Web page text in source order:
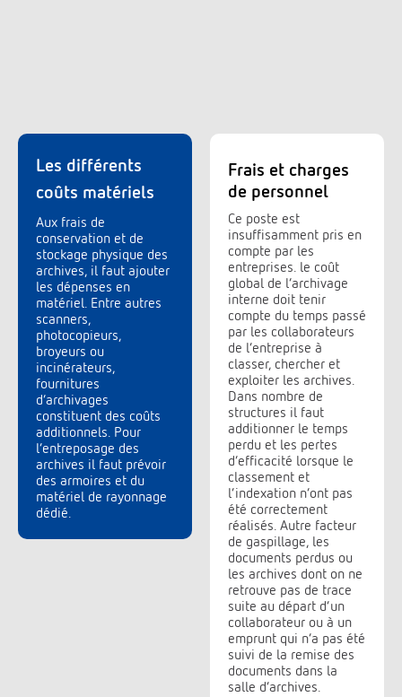
Les différents
coûts matériels
Aux frais de
conservation et de
stockage physique des
archives, il faut ajouter
les dépenses en
matériel. Entre autres
scanners,
photocopieurs,
broyeurs ou
incinérateurs,
fournitures
d’archivages
constituent des coûts
additionnels. Pour
l’entreposage des
archives il faut prévoir
des armoires et du
matériel de rayonnage
dédié.
Frais et charges
de personnel
Ce poste est
insuffisamment pris en
compte par les
entreprises. le coût
global de l’archivage
interne doit tenir
compte du temps passé
par les collaborateurs
de l’entreprise à
classer, chercher et
exploiter les archives.
Dans nombre de
structures il faut
additionner le temps
perdu et les pertes
d’efficacité lorsque le
classement et
l’indexation n’ont pas
été correctement
réalisés. Autre facteur
de gaspillage, les
documents perdus ou
les archives dont on ne
retrouve pas de trace
suite au départ d’un
collaborateur ou à un
emprunt qui n’a pas été
suivi de la remise des
documents dans la
salle d’archives.